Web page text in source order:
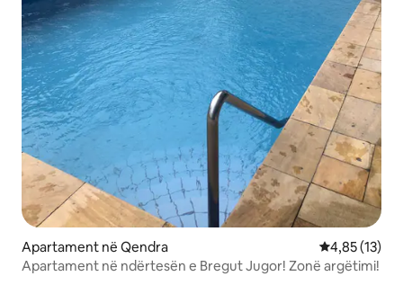
Apartament në Qendra Vlerësimi
4,85 (13)
Apartament në ndërtesën e Bregut Jugor! Zonë argëtimi!